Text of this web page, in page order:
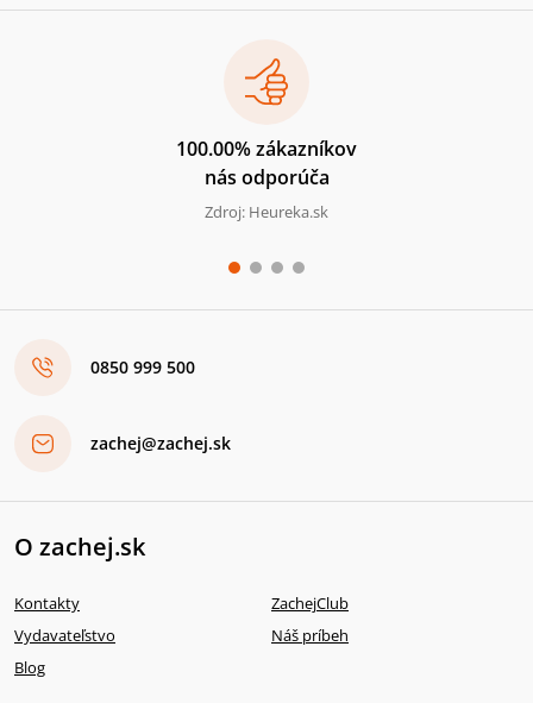
100.00% zákazníkov
nás odporúča
Zdroj: Heureka.sk
0850 999 500
zachej@zachej.sk
O zachej.sk
Kontakty
ZachejClub
Vydavateľstvo
Náš príbeh
Blog